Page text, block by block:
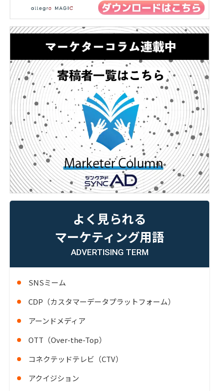
よく見られる
マーケティング用語
ADVERTISING TERM
SNSミーム
CDP（カスタマーデータプラットフォーム）
アーンドメディア
OTT（Over-the-Top）
コネクテッドテレビ（CTV）
アクイジション